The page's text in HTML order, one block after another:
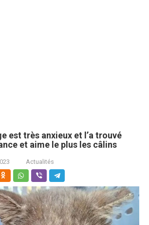
est très anxieux et l’a trouvé
et aime le plus les câlins
Actualités